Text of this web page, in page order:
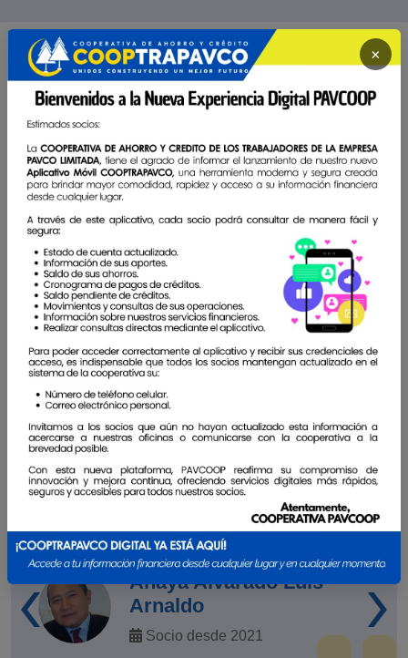
TESTIMONIOS DE ASOCIADOS
La Cooperativa somos todos: tanto socios como
directivos y colaboradores
A lo largo de nuestros10 años de vida,hemos sido
testigos de las historias de nuestros socios. Historias
de crecimiento que tienen en común
valores como
la perseverancia y la disciplina, así como la
confianza depositada en Cooptrapavco.Son
historias dignas de contar y compartir con todos.
seas parte de este gran cambio.
Ver todos
Cooptrapavco ha estado conmigo desde el
principio. Desde mis primeras cuentas hasta la
adquisición de mi casa
Anaya Alvarado Luis
Arnaldo
Socio desde 2021
‹ ›
×